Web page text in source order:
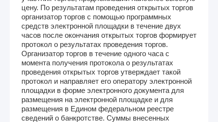
цену. По результатам проведения открытых торгов
организатор торгов с помощью программных
средств электронной площадки в течение двух
часов после окончания открытых торгов формирует
протокол о результатах проведения торгов.
Организатор торгов в течение одного часа с
момента получения протокола о результатах
проведения открытых торгов утверждает такой
протокол и направляет его оператору электронной
площадки в форме электронного документа для
размещения на электронной площадке и для
размещения в Едином федеральном реестре
сведений о банкротстве. Суммы внесенных